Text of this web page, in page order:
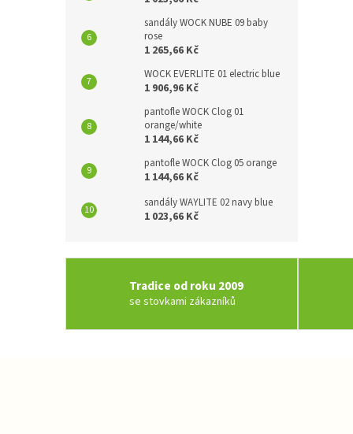
sandály WOCK NUBE 09 baby
rose
1 265,66 Kč
WOCK EVERLITE 01 electric blue
1 906,96 Kč
pantofle WOCK Clog 01
orange/white
1 144,66 Kč
pantofle WOCK Clog 05 orange
1 144,66 Kč
sandály WAYLITE 02 navy blue
1 023,66 Kč
Tradice od roku 2009
se stovkami zákazníků